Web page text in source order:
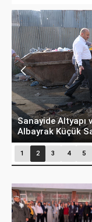
Hani Eskişehir
Hesaplar
1 2 3 4 5